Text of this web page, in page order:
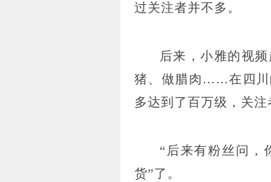
过关注者并不多。
后来，小雅的视
猪、做腊肉……在四川
多达到了百万级，关注
“后来有粉丝问，
货”了。